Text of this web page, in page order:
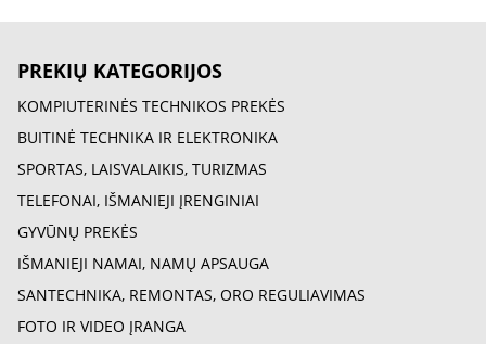
PREKIŲ KATEGORIJOS
KOMPIUTERINĖS TECHNIKOS PREKĖS
BUITINĖ TECHNIKA IR ELEKTRONIKA
SPORTAS, LAISVALAIKIS, TURIZMAS
TELEFONAI, IŠMANIEJI ĮRENGINIAI
GYVŪNŲ PREKĖS
IŠMANIEJI NAMAI, NAMŲ APSAUGA
SANTECHNIKA, REMONTAS, ORO REGULIAVIMAS
FOTO IR VIDEO ĮRANGA